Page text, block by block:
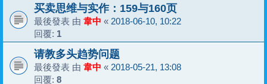
买卖思维与实作：159与160页
最後發表 由 韋中 « 2018-06-10, 10:22
回覆: 1
请教多头趋势问题
最後發表 由 韋中 « 2018-05-21, 13:08
回覆: 8